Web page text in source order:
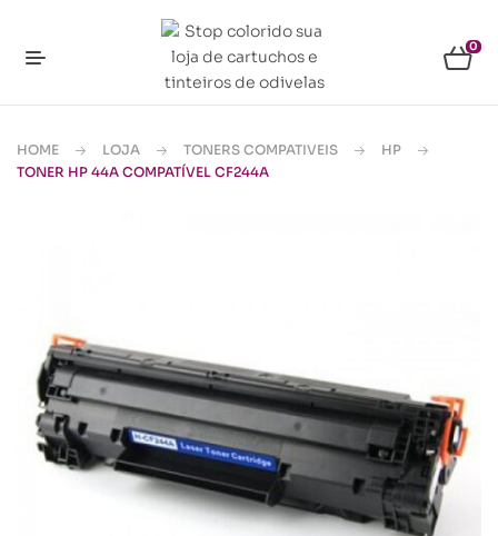
0
HOME LOJA TONERS COMPATIVEIS
HP
TONER HP 44A COMPATÍVEL CF244A